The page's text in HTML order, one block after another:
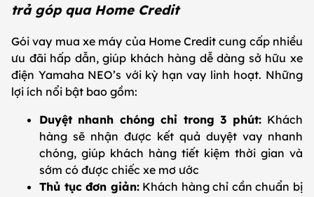
trả góp qua Home Credit
Gói vay mua xe máy của Home Credit cung cấp nhiều
ưu đãi hấp dẫn, giúp khách hàng dễ dàng sở hữu xe
điện Yamaha NEO’s với kỳ hạn vay linh hoạt. Những
lợi ích nổi bật bao gồm:
Duyệt nhanh chóng chỉ trong 3 phút: Khách
hàng sẽ nhận được kết quả duyệt vay nhanh
chóng, giúp khách hàng tiết kiệm thời gian và
sớm có được chiếc xe mơ ước
Thủ tục đơn giản:Khách hàng chỉ cần chuẩn bị